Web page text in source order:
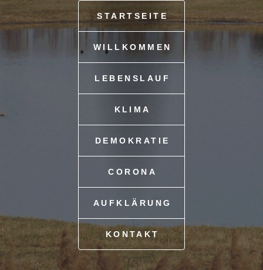
STARTSEITE
WILLKOMMEN
LEBENSLAUF
KLIMA
DEMOKRATIE
CORONA
AUFKLÄRUNG
KONTAKT